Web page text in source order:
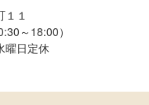
１１
～18:00）
曜日定休